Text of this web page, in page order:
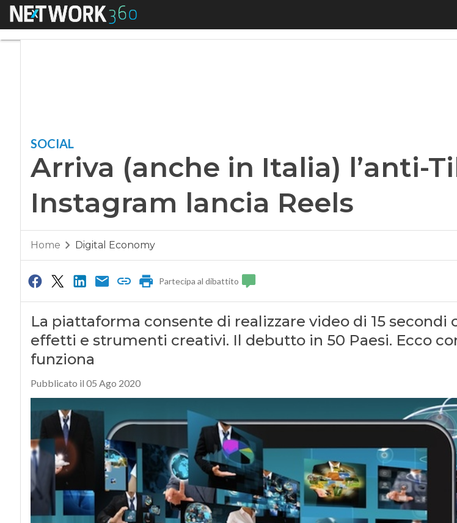
Menu
SOCIAL
Arriva (anche in Italia) l’anti-
Instagram lancia Reels
Home Digital Economy
Partecipa al dibattito
La piattaforma consente di realizzare video di 15 secondi
effetti e strumenti creativi. Il debutto in 50 Paesi. Ecco
funziona
Pubblicato il 05 Ago 2020